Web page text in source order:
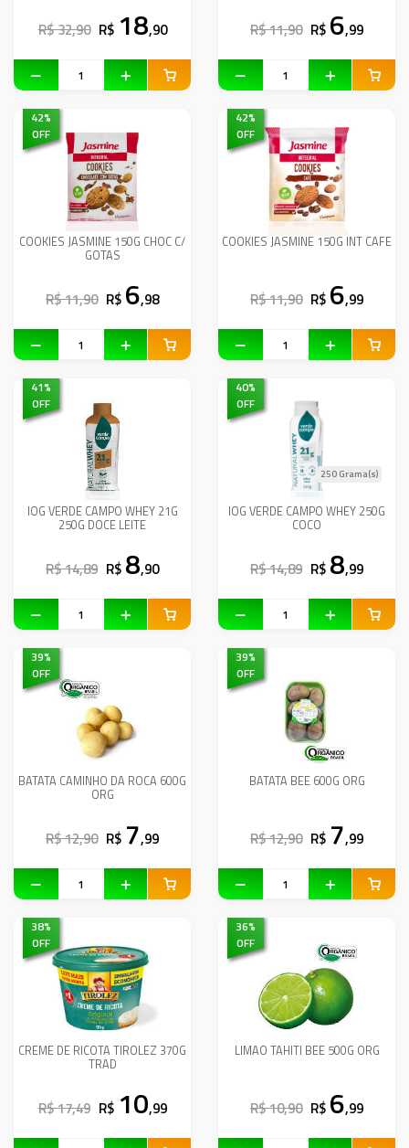
R$ 32,90 R$ 18,90 R$ 11,90 R$ 6,99
42%
OFF
COOKIES JASMINE 150G CHOC C/
GOTAS
R$ 11,90 R$ 6,98
42%
OFF
COOKIES JASMINE 150G INT CAFE
R$ 11,90 R$ 6,99
41%
OFF
IOG VERDE CAMPO WHEY 21G
250G DOCE LEITE
R$ 14,89 R$ 8,90
40%
OFF
IOG VERDE CAMPO WHEY 250G
COCO
250 Grama(s)
R$ 14,89 R$ 8,99
39%
OFF
BATATA CAMINHO DA ROCA 600G
ORG
R$ 12,90 R$ 7,99
39%
OFF
BATATA BEE 600G ORG
R$ 12,90 R$ 7,99
38%
OFF
CREME DE RICOTA TIROLEZ 370G
TRAD
R$ 17,49 R$ 10,99
36%
OFF
LIMAO TAHITI BEE 500G ORG
R$ 10,90 R$ 6,99